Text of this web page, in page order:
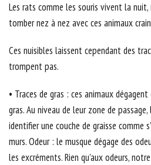
Les rats comme les souris vivent la
tomber nez à nez avec ces animaux
Ces nuisibles laissent cependant des
trompent pas.
• Traces de gras : ces animaux
gras. Au niveau de leur zone de
identifier une couche de graisse comme
murs. Odeur : le musque dégage des
les excréments. Rien qu’aux odeurs,